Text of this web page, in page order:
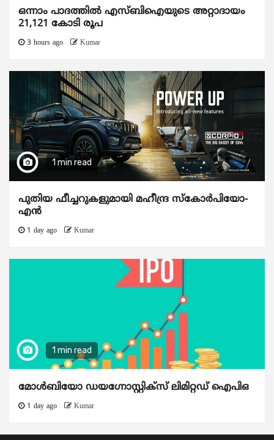
ഒന്നാം പാദത്തിൽ എസ്ബിഐയുടെ അറ്റാദായം
21,121 കോടി രൂപ
3 hours ago Kumar
1 min read
പുതിയ ഫീച്ചറുകളുമായി മഹീന്ദ്ര സ്കോർപിയോ-
എൻ
1 day ago Kumar
1 min read
മോൾബിയോ ഡയഗ്നോസ്റ്റിക്സ് ലിമിറ്റഡ് ഐപിഒ
1 day ago Kumar